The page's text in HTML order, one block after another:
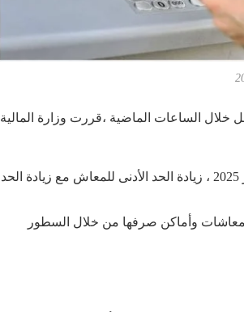
البحث جوجل خلال الساعات الماضية ،قررت وزارة المالية
فيما أعلنت الهيئة القومية للتأمينات الاجتماعية، زياده المعاشات شهر يناير 2025 ، زيادة الحد الأدنى للمعاش مع زيادة الحد
المعاشات وأماكن صرفها من خلال السطور